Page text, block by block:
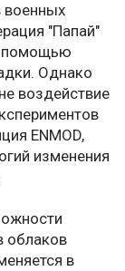
военных
"Папай"
помощью
Однако
воздействие
ENMOD,
изменения
облаков
в